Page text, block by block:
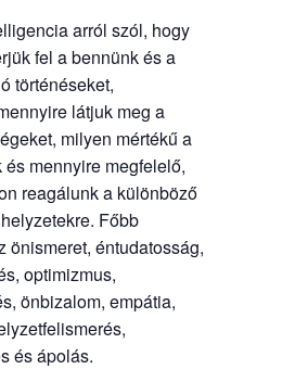
arról szól, hogy
fel a bennünk és a
történéseket,
látjuk meg a
milyen mértékű a
mennyire megfelelő,
reagálunk a különböző
Főbb
önismeret, éntudatosság,
optimizmus,
önbizalom, empátia,
és ápolás.